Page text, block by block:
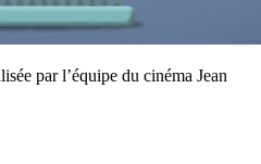
par l’équipe du cinéma Jean